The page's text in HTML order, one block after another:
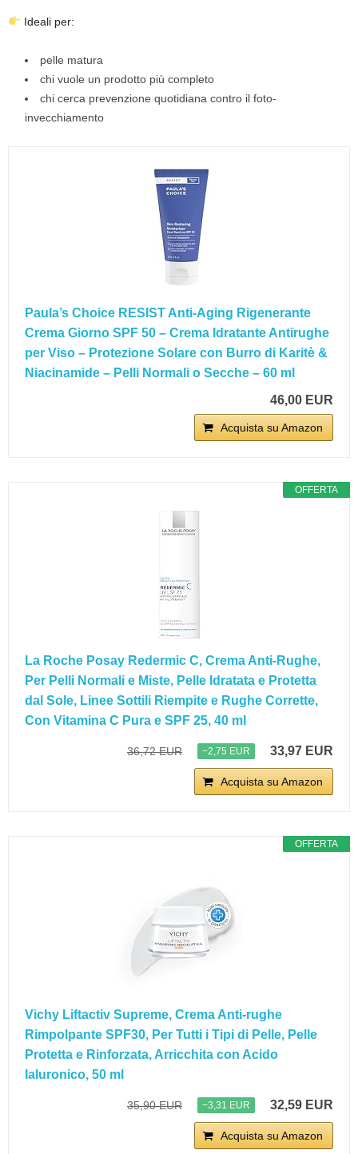
Ideali per:
pelle matura
chi vuole un prodotto più completo
chi cerca prevenzione quotidiana contro il foto-
invecchiamento
Paula’s Choice RESIST Anti-Aging Rigenerante
Crema Giorno SPF 50 – Crema Idratante Antirughe
per Viso – Protezione Solare con Burro di Karitè &
Niacinamide – Pelli Normali o Secche – 60 ml
46,00 EUR
Acquista su Amazon
OFFERTA
La Roche Posay Redermic C, Crema Anti-Rughe,
Per Pelli Normali e Miste, Pelle Idratata e Protetta
dal Sole, Linee Sottili Riempite e Rughe Corrette,
Con Vitamina C Pura e SPF 25, 40 ml
36,72 EUR −2,75 EUR 33,97 EUR
Acquista su Amazon
OFFERTA
Vichy Liftactiv Supreme, Crema Anti-rughe
Rimpolpante SPF30, Per Tutti i Tipi di Pelle, Pelle
Protetta e Rinforzata, Arricchita con Acido
Ialuronico, 50 ml
35,90 EUR −3,31 EUR 32,59 EUR
Acquista su Amazon